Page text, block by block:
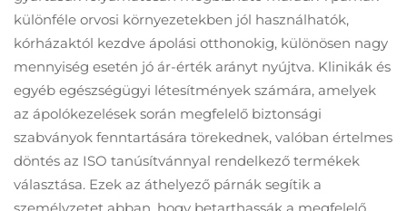
műtét során,
szállítási
járművekben és
idősek
gondozásában,
higiéniai és sima
betegátvitelt
különféle orvosi környezetekben jól használhatók,
kórházaktól kezdve ápolási otthonokig, különösen nagy
mennyiség esetén jó ár-érték arányt nyújtva. Klinikák és
egyéb egészségügyi létesítmények számára, amelyek
az ápolókezelések során megfelelő biztonsági
szabványok fenntartására törekednek, valóban értelmes
döntés az ISO tanúsítvánnyal rendelkező termékek
választása. Ezek az áthelyező párnák segítik a